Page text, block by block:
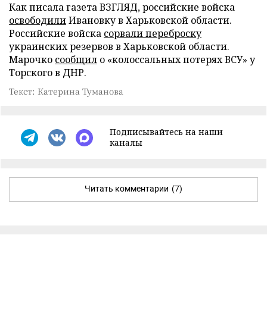
Как писала газета ВЗГЛЯД, российские войска
освободилиИвановку в Харьковской области.
Российские войска сорвали переброску
украинских резервов в Харьковской области.
Марочко сообщил о «колоссальных потерях ВСУ» у
Торского в ДНР.
Текст: Катерина Туманова
Подписывайтесь на наши
каналы
Читать комментарии (7)